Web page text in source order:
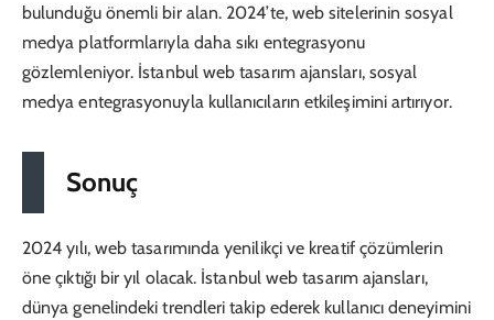
bulunduğu önemli bir alan. 2024’te, web sitelerinin sosyal
medya platformlarıyla daha sıkı entegrasyonu
gözlemleniyor. İstanbul web tasarım ajansları, sosyal
medya entegrasyonuyla kullanıcıların etkileşimini artırıyor.
Sonuç
2024 yılı, web tasarımında yenilikçi ve kreatif çözümlerin
öne çıktığı bir yıl olacak. İstanbul web tasarım ajansları,
dünya genelindeki trendleri takip ederek kullanıcı deneyimini